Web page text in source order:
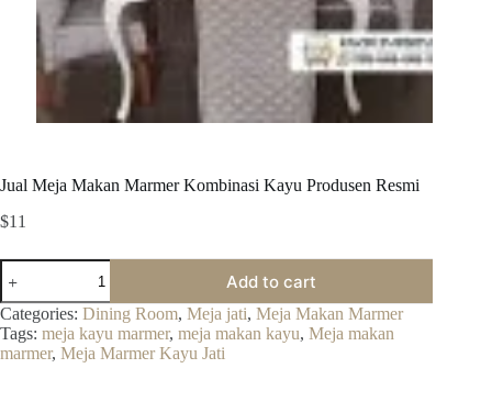
Jual Meja Makan Marmer Kombinasi Kayu Produsen Resmi
$11
Jual
Meja
Makan
Marmer
Kombinasi
Kayu
Add to cart
Categories: Dining Room, Meja jati, Meja Makan Marmer
Tags: meja kayu marmer, meja makan kayu, Meja makan
marmer, Meja Marmer Kayu Jati